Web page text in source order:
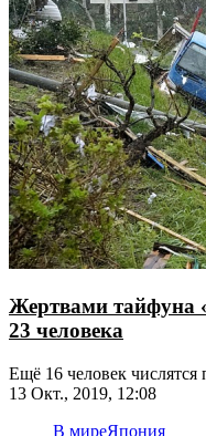
Жертвами тайфуна
23 человека
Ещё 16 человек
13 Окт., 2019, 12:08
В миреЯпония